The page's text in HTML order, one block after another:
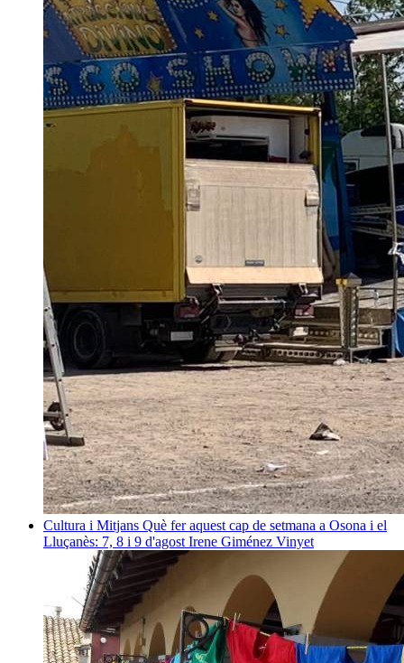
Cultura i Mitjans Què fer aquest cap de setmana a Osona i el
Lluçanès: 7, 8 i 9 d'agost Irene Giménez Vinyet